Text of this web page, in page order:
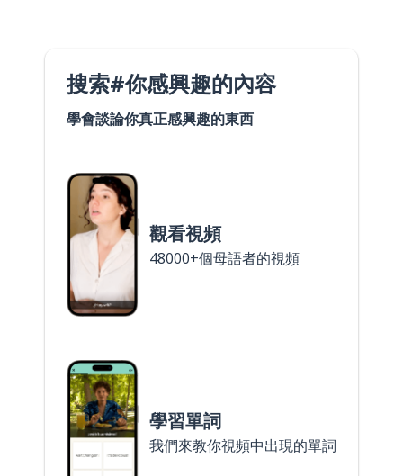
搜索#你感興趣的內容
學會談論你真正感興趣的東西
觀看視頻
48000+個母語者的視頻
學習單詞
我們來教你視頻中出現的單詞